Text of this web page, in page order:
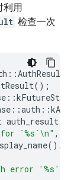
利用
检查一次
::AuthResult
();
::
::auth ::
auth_result
`%s`\n" ,
().
error '%s'